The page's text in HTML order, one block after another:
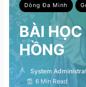
Dòng Đa Minh
BÀI
HỒNG
System
6 Min Read